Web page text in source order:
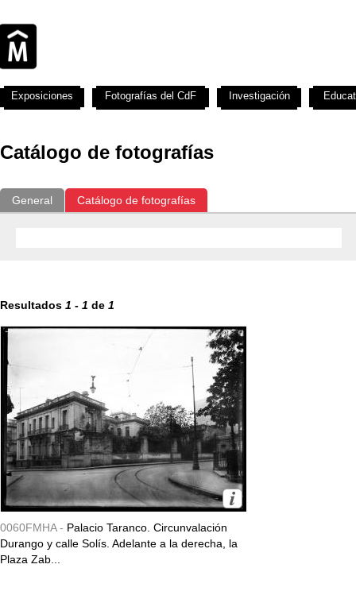
Catálogo de fotografías
General Catálogo de fotografías
Resultados 1 - 1 de 1
0060FMHA - Palacio Taranco. Circunvalación
Durango y calle Solís. Adelante a la derecha, la
Plaza Zab...
Exposiciones Fotografías del CdF Investigación